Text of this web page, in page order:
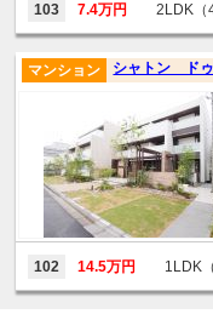
103 7.4万円 2LDK（
シャトン ド
マンション
102 14.5万円 1LDK